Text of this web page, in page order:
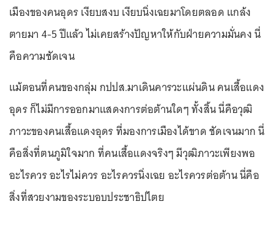
เมืองของคนอุดร เงียบสงบ เงียบนิ่งเฉยมาโดยตลอด แกล้ง
ตายมา 4-5 ปีแล้ว ไม่เคยสร้างปัญหาให้กับฝ่ายความมั่นคง นี่
คือความชัดเจน
แม้ตอนที่คนของกลุ่ม กปปส.มาเดินคารวะแผ่นดิน คนเสื้อแดง
อุดร ก็ไม่มีการออกมาแสดงการต่อต้านใดๆ ทั้งสิ้น นี่คือวุฒิ
ภาวะของคนเสื้อแดงอุดร ที่มองการเมืองได้ขาด ชัดเจนมาก นี่
คือสิ่งที่ตนภูมิใจมาก ที่คนเสื้อแดงจริงๆ มีวุฒิภาวะเพียงพอ
อะไรควร อะไรไม่ควร อะไรควรนิ่งเฉย อะไรควรต่อต้าน นี่คือ
สิ่งที่สวยงามของระบอบประชาธิปไตย